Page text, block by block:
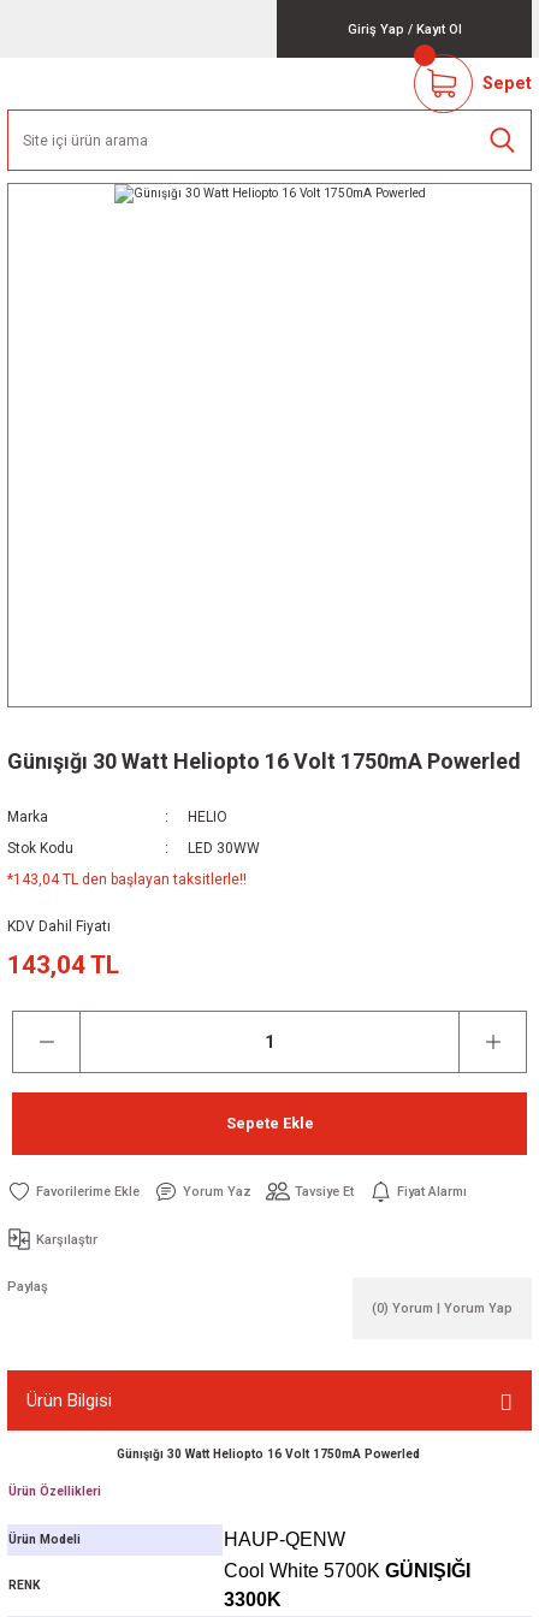
Giriş Yap / Kayıt Ol
Sepet
Günışığı 30 Watt Heliopto 16 Volt 1750mA Powerled
Marka
HELIO
Stok Kodu
LED 30WW
*143,04 TL den başlayan taksitlerle!!
KDV Dahil Fiyatı
143,04 TL
Sepete Ekle
Yorum Yaz Tavsiye Et Fiyat Alarmı
Karşılaştır
Paylaş
(0) Yorum | Yorum Yap
Ürün Bilgisi
Günışığı 30 Watt Heliopto 16 Volt 1750mA Powerled
Ürün Özellikleri
Ürün Modeli HAUP-QENW
RENK
Cool White 5700K GÜNIŞIĞI
3300K